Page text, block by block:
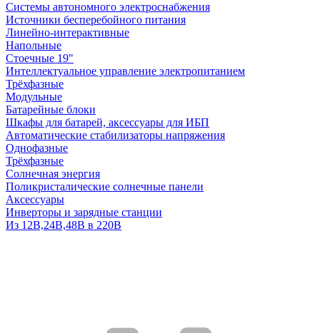
Системы автономного электроснабжения
Источники бесперебойного питания
Линейно-интерактивные
Напольные
Стоечные 19"
Интеллектуальное управление электропитанием
Трёхфазные
Модульные
Батарейные блоки
Шкафы для батарей, аксессуары для ИБП
Автоматические стабилизаторы напряжения
Однофазные
Трёхфазные
Солнечная энергия
Поликристалические солнечные панели
Аксессуары
Инверторы и зарядные станции
Из 12В,24В,48В в 220В